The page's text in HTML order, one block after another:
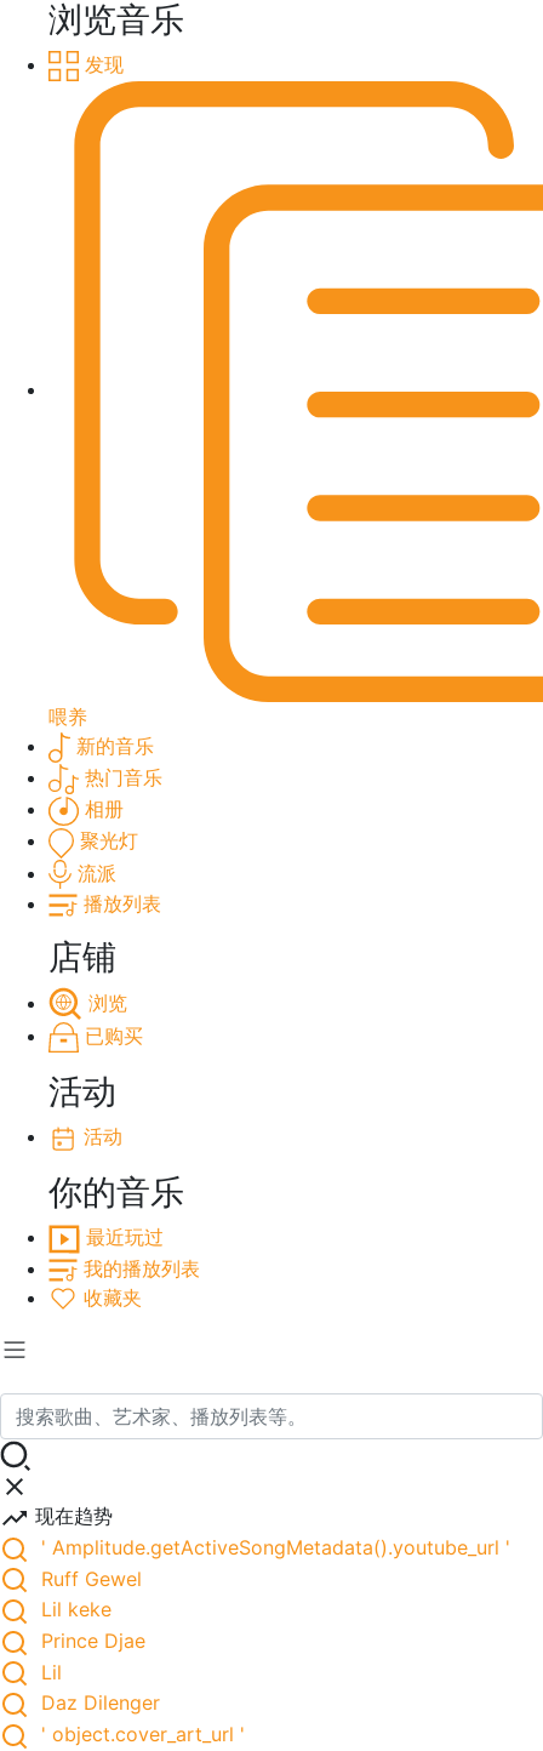
浏览音乐
发现
喂养
新的音乐
热门音乐
相册
聚光灯
流派
播放列表
店铺
浏览
已购买
活动
活动
你的音乐
最近玩过
我的播放列表
收藏夹
现在趋势
' Amplitude.getActiveSongMetadata().youtube_url '
Ruff Gewel
Lil keke
Prince Djae
Lil
Daz Dilenger
' object.cover_art_url '